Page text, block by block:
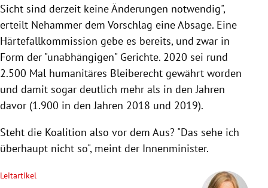
Sicht sind derzeit keine Änderungen notwendig",
erteilt Nehammer dem Vorschlag eine Absage. Eine
Härtefallkommission gebe es bereits, und zwar in
Form der "unabhängigen" Gerichte. 2020 sei rund
2.500 Mal humanitäres Bleiberecht gewährt worden
und damit sogar deutlich mehr als in den Jahren
davor (1.900 in den Jahren 2018 und 2019).
Steht die Koalition also vor dem Aus? "Das sehe ich
überhaupt nicht so", meint der Innenminister.
Leitartikel